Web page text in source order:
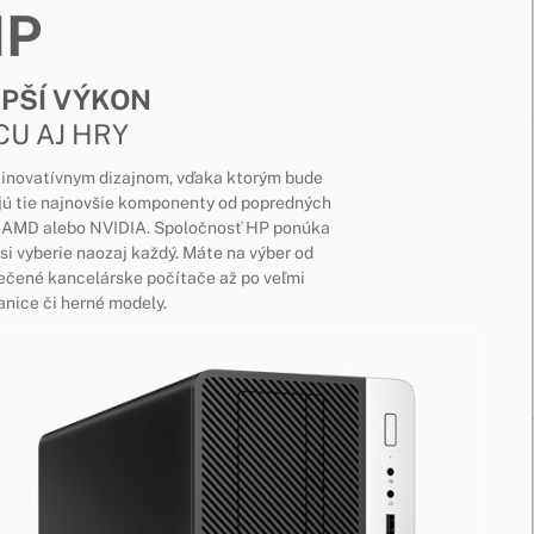
VÝKON
AJ HRY
dizajnom, vďaka ktorým bude
tie najnovšie komponenty od popredných
alebo NVIDIA. Spoločnosť HP ponúka
vyberie naozaj každý. Máte na výber od
kancelárske počítače až po veľmi
či herné modely.